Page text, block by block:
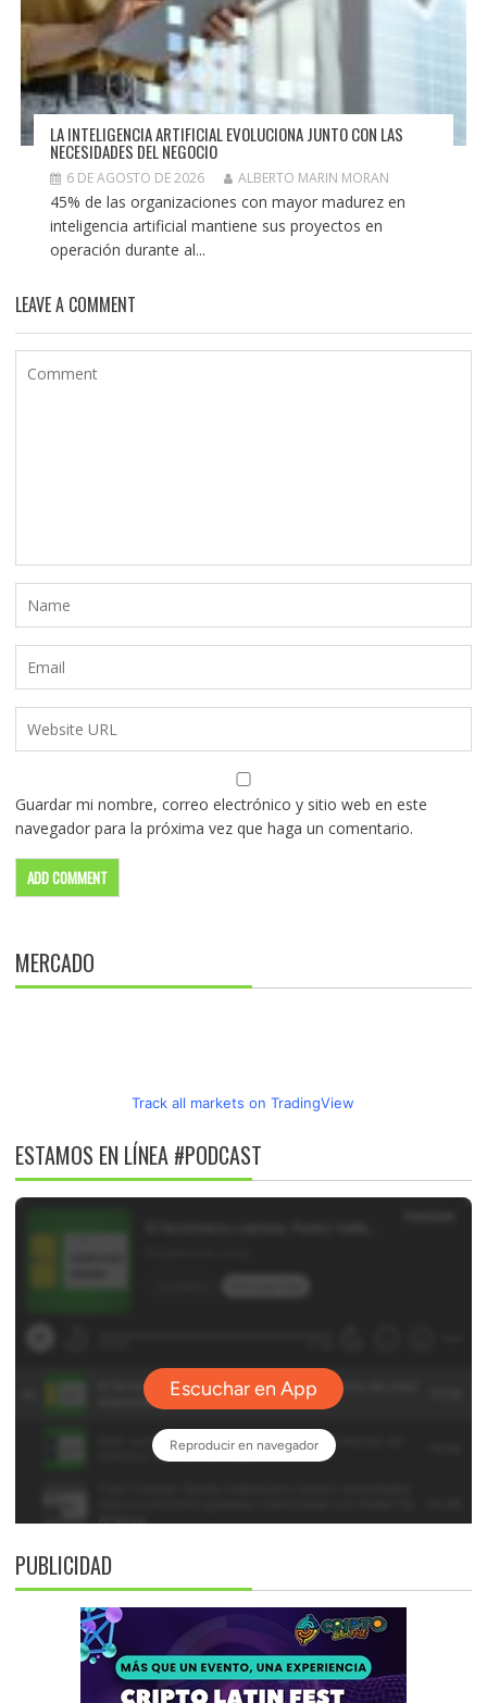
LA INTELIGENCIA ARTIFICIAL EVOLUCIONA JUNTO CON LAS
NECESIDADES DEL NEGOCIO
6 DE AGOSTO DE 2026 ALBERTO MARIN MORAN
45% de las organizaciones con mayor madurez en
inteligencia artificial mantiene sus proyectos en
operación durante al...
LEAVE A COMMENT
Guardar mi nombre, correo electrónico y sitio web en este
navegador para la próxima vez que haga un comentario.
MERCADO
Track all markets on TradingView
ESTAMOS EN LÍNEA #PODCAST
PUBLICIDAD